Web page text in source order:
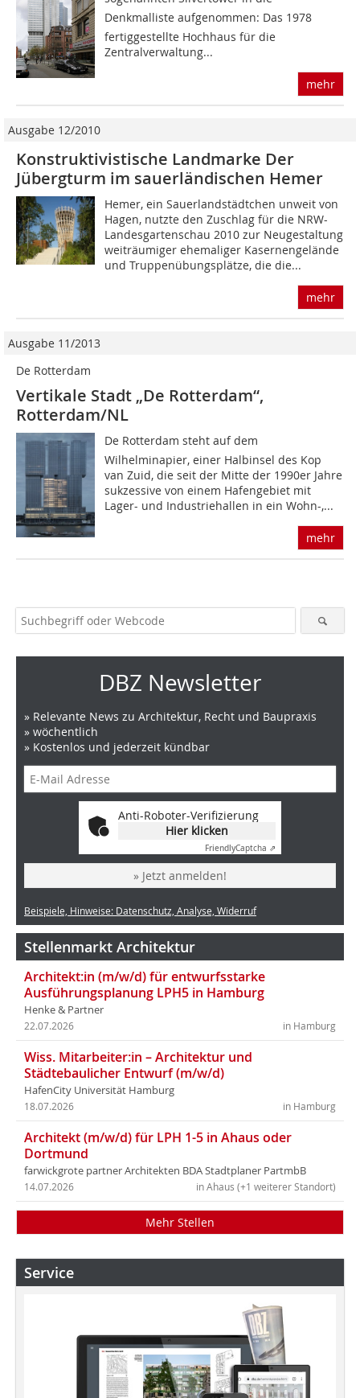
Denkmalliste aufgenommen: Das 1978
fertiggestellte Hochhaus für die
Zentralverwaltung...
mehr
Ausgabe 12/2010
Konstruktivistische Landmarke Der
Jübergturm im sauerländischen Hemer
Hemer, ein Sauerlandstädtchen unweit von
Hagen, nutzte den Zuschlag für die NRW-
Landesgartenschau 2010 zur Neugestaltung
weiträumiger ehemaliger Kasernengelände
und Truppenübungsplätze, die die...
mehr
Ausgabe 11/2013
De Rotterdam
Vertikale Stadt „De Rotterdam“,
Rotterdam/NL
De Rotterdam steht auf dem
Wilhelminapier, einer Halbinsel des Kop
van Zuid, die seit der Mitte der 1990er Jahre
sukzessive von einem Hafengebiet mit
Lager- und Industriehallen in ein Wohn-,...
mehr
DBZ Newsletter
» Relevante News zu Architektur, Recht und Baupraxis
» wöchentlich
» Kostenlos und jederzeit kündbar
Anti-Roboter-Verifizierung
Hier klicken
FriendlyCaptcha ⇗
» Jetzt anmelden!
Beispiele, Hinweise: Datenschutz, Analyse, Widerruf
Stellenmarkt Architektur
Architekt:in (m/w/d) für entwurfsstarke
Ausführungsplanung LPH5 in Hamburg
Henke & Partner
in Hamburg
22.07.2026
Wiss. Mitarbeiter:in – Architektur und
Städtebaulicher Entwurf (m/w/d)
HafenCity Universität Hamburg
in Hamburg
18.07.2026
Architekt (m/w/d) für LPH 1-5 in Ahaus oder
Dortmund
farwickgrote partner Architekten BDA Stadtplaner PartmbB
in Ahaus (+1 weiterer Standort)
14.07.2026
Mehr Stellen
Service